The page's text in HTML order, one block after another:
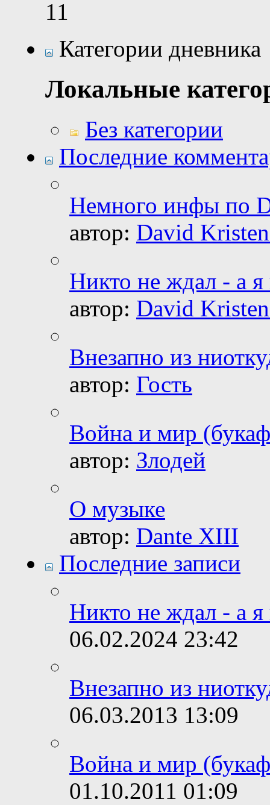
11
Категории дневника
Локальные
Без категории
Последние
Немного инфы по
автор: David
Никто не ждал - а я
автор: David
Внезапно из
автор: Гость
Война и мир
автор: Злодей
О музыке
автор: Dante XIII
Последние записи
Никто не ждал - а я
06.02.2024 23:42
Внезапно из
06.03.2013 13:09
Война и мир
01.10.2011 01:09